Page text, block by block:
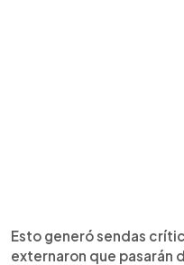
Esto generó sendas
externaron que pasarán